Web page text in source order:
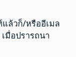
ล้วก็/หรืออีเมล
มื่อปรารถนา